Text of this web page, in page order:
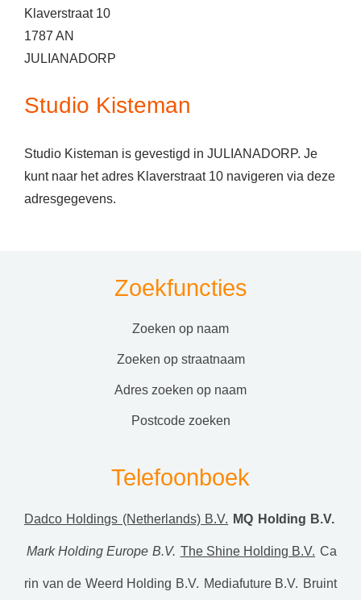
Klaverstraat 10
1787 AN
JULIANADORP
Studio Kisteman
Studio Kisteman is gevestigd in JULIANADORP. Je
kunt naar het adres Klaverstraat 10 navigeren via deze
adresgegevens.
Zoekfuncties
zoeken op naam
zoeken op straatnaam
adres zoeken op naam
postcode zoeken
Telefoonboek
Dadco Holdings (Netherlands) B.V. MQ Holding B.V.
Mark Holding Europe B.V. The Shine Holding B.V. Ca
rin van de Weerd Holding B.V. Mediafuture B.V. Bruint